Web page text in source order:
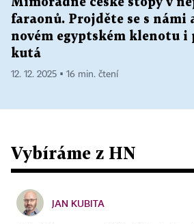
Mimořádné české stopy v
faraonů. Projděte se s námi
novém egyptském klenotu i
kutá
12. 12. 2025 ▪ 16 min. čtení
Vybíráme z HN
JAN KUBITA